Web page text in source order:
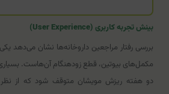
بینش تجربه کاربری (User Experience)
بررسی رفتار مراجعین داروخانه‌ها نشان می‌دهد
مکمل‌های بیوتین، قطع زودهنگام آن‌هاست. بسیاری
دو هفته ریزش مویشان متوقف شود که از نظر